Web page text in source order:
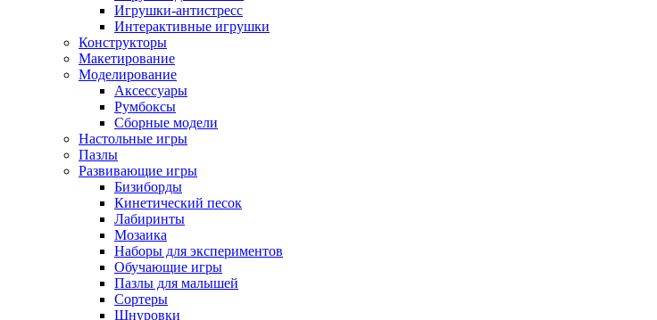
Игрушки-антистресс
Интерактивные игрушки
Конструкторы
Макетирование
Моделирование
Аксессуары
Румбоксы
Сборные модели
Настольные игры
Пазлы
Развивающие игры
Бизиборды
Кинетический песок
Лабиринты
Мозаика
Наборы для экспериментов
Обучающие игры
Пазлы для малышей
Сортеры
Шнуровки